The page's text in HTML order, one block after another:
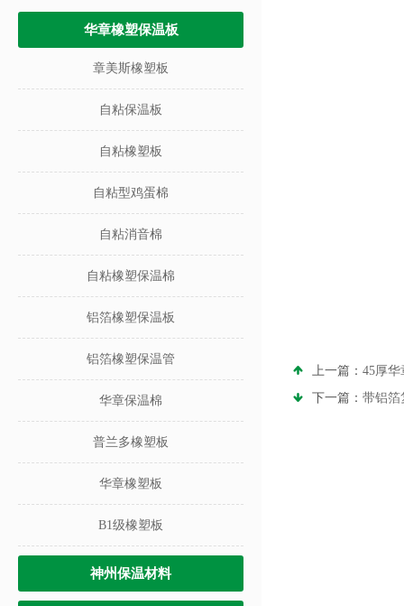
华章橡塑保温板
章美斯橡塑板
自粘保温板
自粘橡塑板
自粘型鸡蛋棉
自粘消音棉
自粘橡塑保温棉
铝箔橡塑保温板
铝箔橡塑保温管
华章保温棉
普兰多橡塑板
华章橡塑板
B1级橡塑板
神州保温材料
上一篇： 45厚
下一篇： 带铝箔